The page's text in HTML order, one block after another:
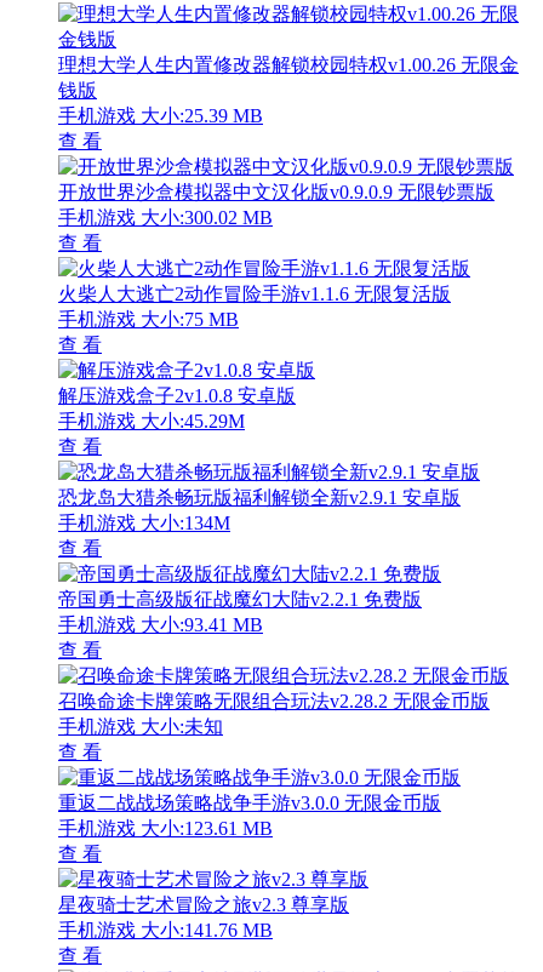
理想大学人生内置修改器解锁校园特权v1.00.26 无限金
钱版
手机游戏 大小:25.39 MB
查 看
开放世界沙盒模拟器中文汉化版v0.9.0.9 无限钞票版
手机游戏 大小:300.02 MB
查 看
火柴人大逃亡2动作冒险手游v1.1.6 无限复活版
手机游戏 大小:75 MB
查 看
解压游戏盒子2v1.0.8 安卓版
手机游戏 大小:45.29M
查 看
恐龙岛大猎杀畅玩版福利解锁全新v2.9.1 安卓版
手机游戏 大小:134M
查 看
帝国勇士高级版征战魔幻大陆v2.2.1 免费版
手机游戏 大小:93.41 MB
查 看
召唤命途卡牌策略无限组合玩法v2.28.2 无限金币版
手机游戏 大小:未知
查 看
重返二战战场策略战争手游v3.0.0 无限金币版
手机游戏 大小:123.61 MB
查 看
星夜骑士艺术冒险之旅v2.3 尊享版
手机游戏 大小:141.76 MB
查 看